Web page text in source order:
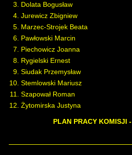
Dolata Bogusław
Jurewicz Zbigniew
Marzec-Strojek Beata
Pawłowski Marcin
Piechowicz Joanna
Rygielski Ernest
Siudak Przemysław
Stemlowski Mariusz
Szapował Roman
Żytomirska Justyna
PLAN PRACY KOMISJI -